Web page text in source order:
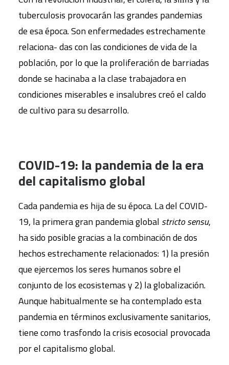
tuberculosis provocarán las grandes pandemias
de esa época. Son enfermedades estrechamente
relaciona- das con las condiciones de vida de la
población, por lo que la proliferación de barriadas
donde se hacinaba a la clase trabajadora en
condiciones miserables e insalubres creó el caldo
de cultivo para su desarrollo.
COVID-19: la pandemia de la era
del capitalismo global
Cada pandemia es hija de su época. La del COVID-
19, la primera gran pandemia global stricto sensu,
ha sido posible gracias a la combinación de dos
hechos estrechamente relacionados: 1) la presión
que ejercemos los seres humanos sobre el
conjunto de los ecosistemas y 2) la globalización.
Aunque habitualmente se ha contemplado esta
pandemia en términos exclusivamente sanitarios,
tiene como trasfondo la crisis ecosocial provocada
por el capitalismo global.